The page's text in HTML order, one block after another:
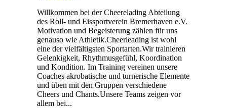
Willkommen bei der Cheerelading Abteilung
des Roll- und Eissportverein Bremerhaven e.V.
Motivation und Begeisterung zählen für uns
genauso wie Athletik.Cheerleading ist wohl
eine der vielfältigsten Sportarten.Wir trainieren
Gelenkigkeit, Rhythmusgefühl, Koordination
und Kondition. Im Training vereinen unsere
Coaches akrobatische und turnerische Elemente
und üben mit den Gruppen verschiedene
Cheers und Chants.Unsere Teams zeigen vor
allem bei...